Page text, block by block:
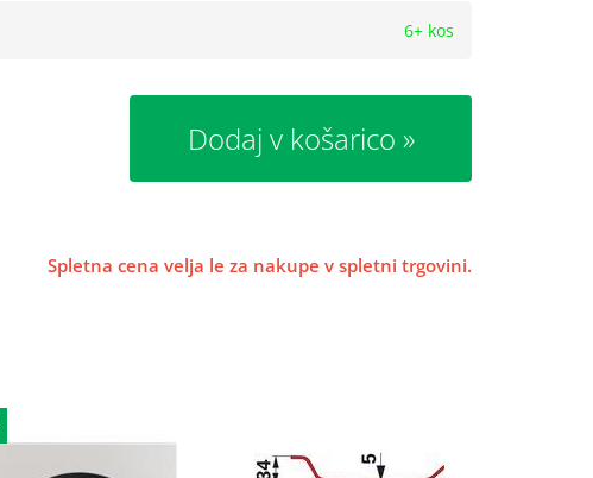
6+ kos
Dodaj v košarico
Spletna cena velja le za nakupe v spletni trgovini.